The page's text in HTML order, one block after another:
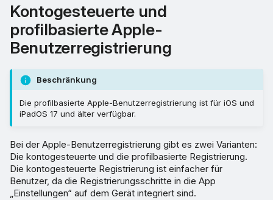
Kontogesteuerte und
profilbasierte Apple-
Benutzerregistrierung
Beschränkung
Die profilbasierte Apple-Benutzerregistrierung ist für iOS und
iPadOS 17 und älter verfügbar.
Bei der Apple-Benutzerregistrierung gibt es zwei Varianten:
Die kontogesteuerte und die profilbasierte Registrierung.
Die kontogesteuerte Registrierung ist einfacher für
Benutzer, da die Registrierungsschritte in die App
„Einstellungen“ auf dem Gerät integriert sind.